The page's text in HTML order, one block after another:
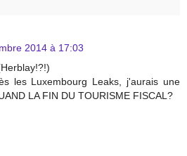
2014 à 17:03
les Luxembourg Leaks, j'aurais une
LA FIN DU TOURISME FISCAL?